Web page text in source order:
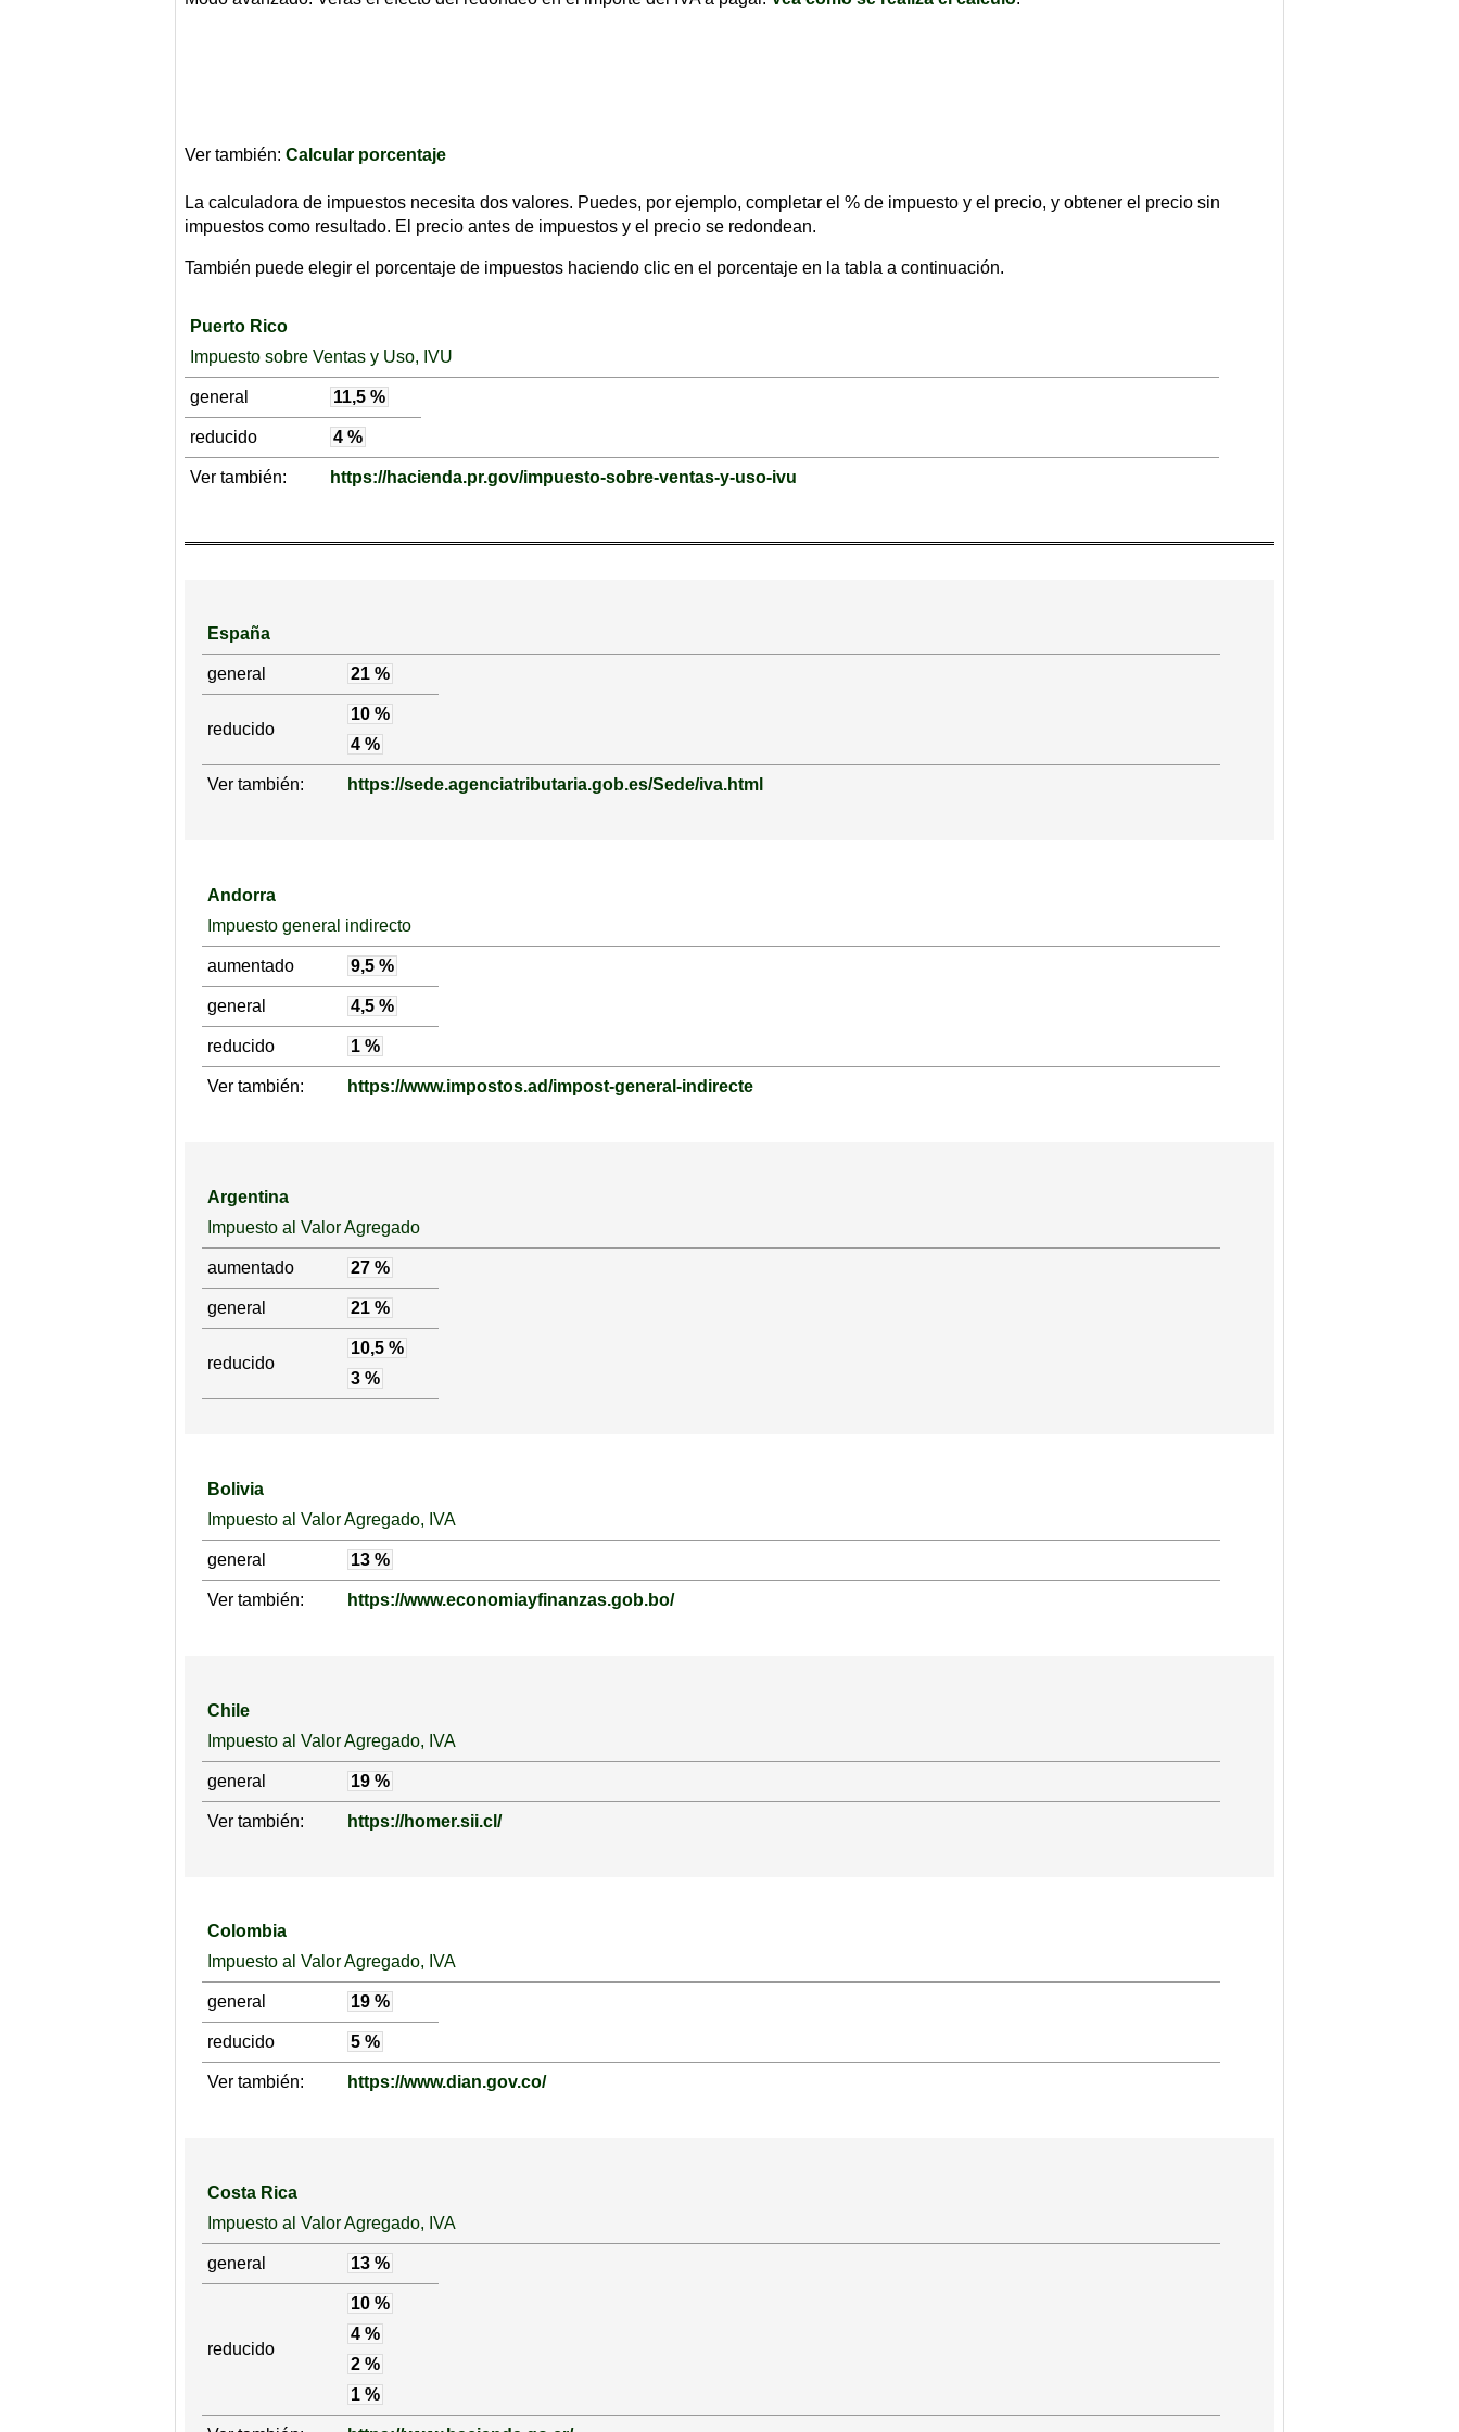
Ver también: Calcular porcentaje
La calculadora de impuestos necesita dos valores. Puedes, por ejemplo, completar el % de impuesto y el precio, y obtener el precio sin
impuestos como resultado. El precio antes de impuestos y el precio se redondean.
También puede elegir el porcentaje de impuestos haciendo clic en el porcentaje en la tabla a continuación.
Puerto Rico
Impuesto sobre Ventas y Uso, IVU
general 11,5 %
reducido 4 %
Ver también: https://hacienda.pr.gov/impuesto-sobre-ventas-y-uso-ivu
España
general 21 %
reducido
10 %
4 %
Ver también: https://sede.agenciatributaria.gob.es/Sede/iva.html
Andorra
Impuesto general indirecto
aumentado 9,5 %
general 4,5 %
reducido 1 %
Ver también: https://www.impostos.ad/impost-general-indirecte
Argentina
Impuesto al Valor Agregado
aumentado 27 %
general 21 %
reducido
10,5 %
3 %
Bolivia
Impuesto al Valor Agregado, IVA
general 13 %
Ver también: https://www.economiayfinanzas.gob.bo/
Chile
Impuesto al Valor Agregado, IVA
general 19 %
Ver también: https://homer.sii.cl/
Colombia
Impuesto al Valor Agregado, IVA
general 19 %
reducido 5 %
Ver también: https://www.dian.gov.co/
Costa Rica
Impuesto al Valor Agregado, IVA
general 13 %
reducido
10 %
4 %
2 %
1 %